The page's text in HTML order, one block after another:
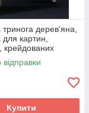
тринога дерев'яна,
для картин,
крейдованих
з висотою 36
Купити